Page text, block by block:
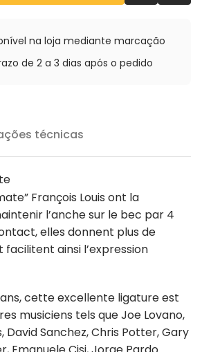
na loja mediante marcação
de 2 a 3 dias após o pedido
técnicas
François Louis ont la
l’anche sur le bec par 4
elles donnent plus de
ainsi l’expression
cette excellente ligature est
musiciens tels que Joe Lovano,
David Sanchez, Chris Potter, Gary